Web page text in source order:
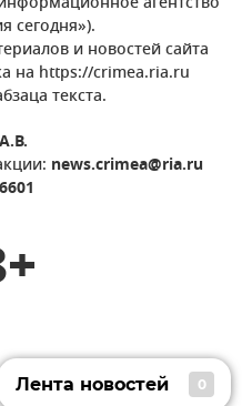
сегодня»).
и новостей сайта
на https://crimea.ria.ru
текста.
news.crimea@ria.ru
Лента новостей 0